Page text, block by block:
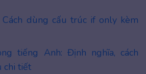
dùng cấu trúc if only kèm
tiếng Anh: Định nghĩa, cách
chi tiết